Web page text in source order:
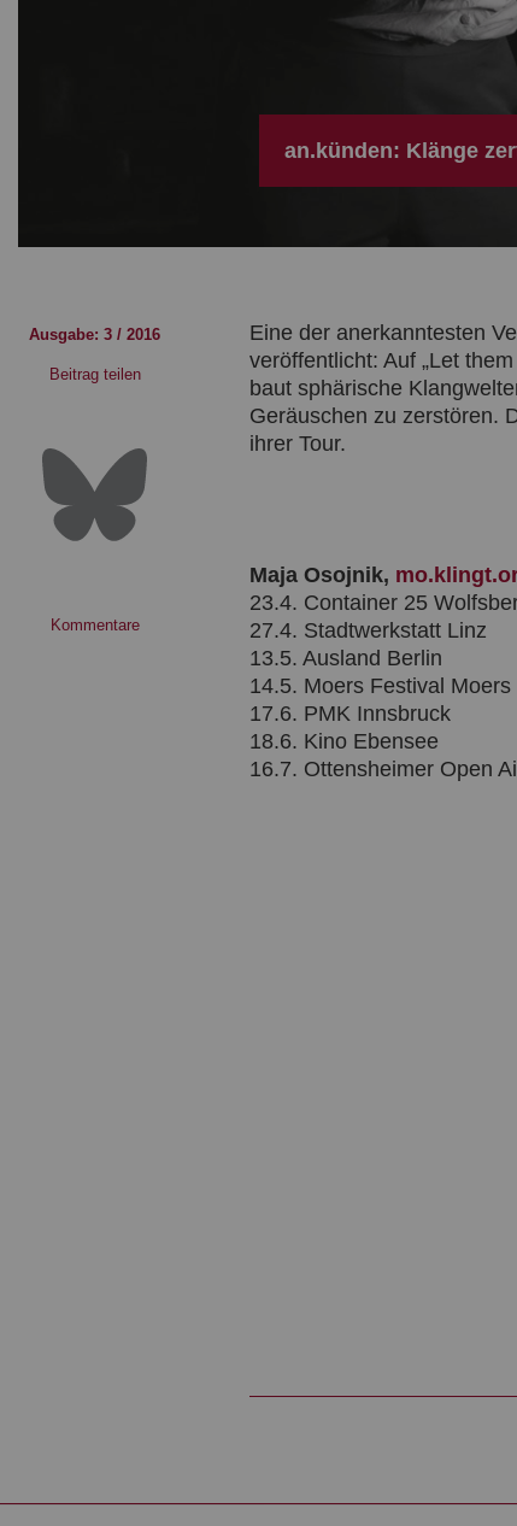
an.künden: Klänge
Ausgabe: 3 / 2016
Beitrag teilen
Kommentare
Eine der anerkanntesten
veröffentlicht: Auf „Let
baut sphärische
Geräuschen zu zerstören.
ihrer Tour.
Maja Osojnik,
23.4. Container 25
27.4. Stadtwerkstatt Linz
13.5. Ausland Berlin
14.5. Moers Festival Moers
17.6. PMK Innsbruck
18.6. Kino Ebensee
16.7. Ottensheimer Open